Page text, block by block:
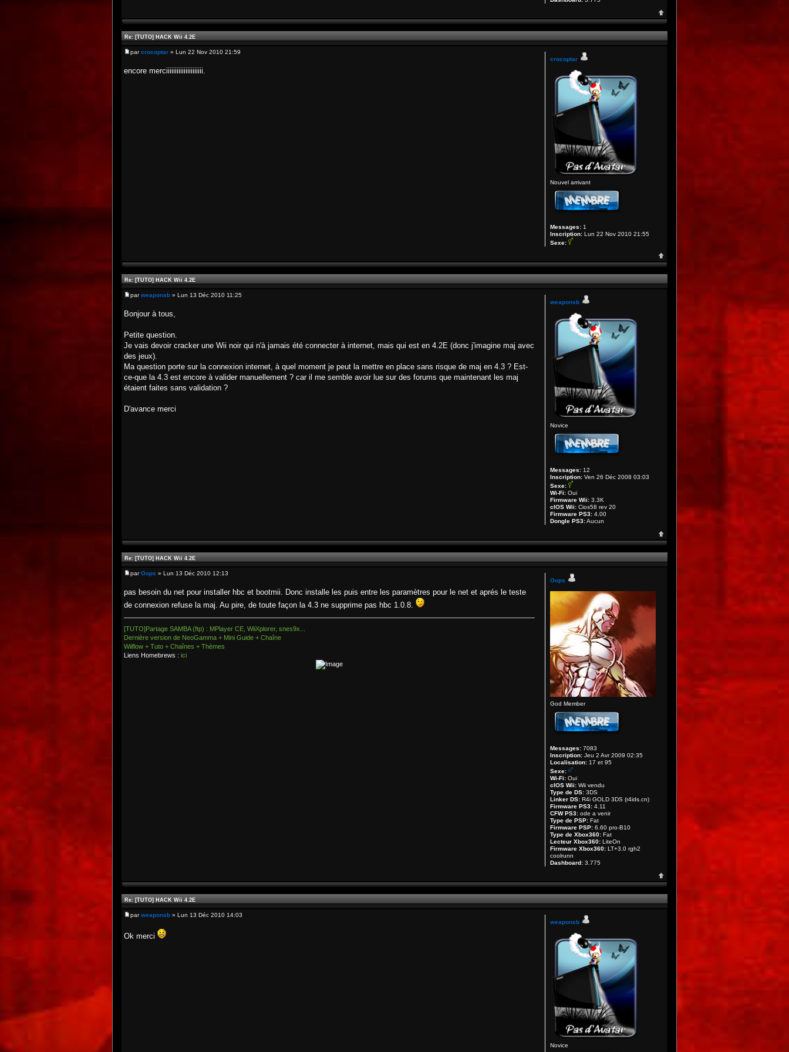
Re: [TUTO] HACK Wii 4.2E
parcrocoptar » Lun 22 Nov 2010 21:59
encore merciiiiiiiiiiiiiiiiiiiii.
crocoptar
Nouvel arrivant
Messages: 1
Inscription: Lun 22 Nov 2010 21:55
Sexe:
Re: [TUTO] HACK Wii 4.2E
parweaponsb » Lun 13 Déc 2010 11:25
Bonjour à tous,
Petite question.
Je vais devoir cracker une Wii noir qui n'à jamais été connecter à internet, mais qui est en 4.2E (donc j'imagine maj avec
des jeux).
Ma question porte sur la connexion internet, à quel moment je peut la mettre en place sans risque de maj en 4.3 ? Est-
ce-que la 4.3 est encore à valider manuellement ? car il me semble avoir lue sur des forums que maintenant les maj
étaient faites sans validation ?
D'avance merci
weaponsb
Novice
Messages: 12
Inscription: Ven 26 Déc 2008 03:03
Sexe:
Wi-Fi: Oui
Firmware Wii: 3.3K
cIOS Wii: Cios58 rev 20
Firmware PS3: 4.00
Dongle PS3:Aucun
Re: [TUTO] HACK Wii 4.2E
parOops » Lun 13 Déc 2010 12:13
pas besoin du net pour installer hbc et bootmii. Donc installe les puis entre les paramètres pour le net et aprés le teste
de connexion refuse la maj. Au pire, de toute façon la 4.3 ne supprime pas hbc 1.0.8.
[TUTO]Partage SAMBA (ftp) : MPlayer CE, WiiXplorer, snes9x...
Dernière version de NeoGamma + Mini Guide + Chaîne
Wiiflow + Tuto + Chaînes + Thèmes
Liens Homebrews : ici
Oops
God Member
Messages: 7083
Inscription: Jeu 2 Avr 2009 02:35
Localisation: 17 et 95
Sexe:
Wi-Fi: Oui
cIOS Wii: Wii vendu
Type de DS: 3DS
Linker DS: R4i GOLD 3DS (r4ids.cn)
Firmware PS3: 4.11
CFW PS3: ode a venir
Type de PSP: Fat
Firmware PSP: 6.60 pro-B10
Type de Xbox360: Fat
Lecteur Xbox360: LiteOn
Firmware Xbox360: LT+3.0 rgh2
coolrunn
Dashboard: 3.775
Re: [TUTO] HACK Wii 4.2E
parweaponsb » Lun 13 Déc 2010 14:03
Ok merci
weaponsb
Novice